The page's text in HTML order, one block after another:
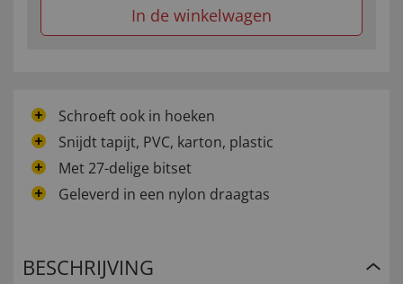
In de winkelwagen
Schroeft ook in hoeken
Snijdt tapijt, PVC, karton, plastic
Met 27-delige bitset
Geleverd in een nylon draagtas
BESCHRIJVING